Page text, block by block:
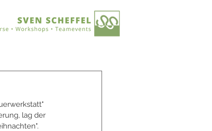
lag der